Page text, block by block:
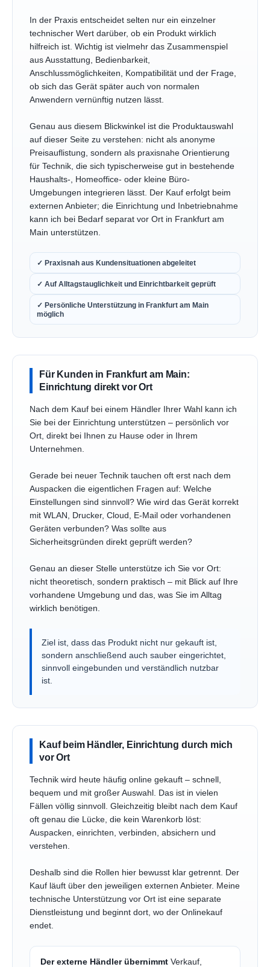
In der Praxis entscheidet selten nur ein einzelner
technischer Wert darüber, ob ein Produkt wirklich
hilfreich ist. Wichtig ist vielmehr das Zusammenspiel
aus Ausstattung, Bedienbarkeit,
Anschlussmöglichkeiten, Kompatibilität und der Frage,
ob sich das Gerät später auch von normalen
Anwendern vernünftig nutzen lässt.
Genau aus diesem Blickwinkel ist die Produktauswahl
auf dieser Seite zu verstehen: nicht als anonyme
Preisauflistung, sondern als praxisnahe Orientierung
für Technik, die sich typischerweise gut in bestehende
Haushalts-, Homeoffice- oder kleine Büro-
Umgebungen integrieren lässt. Der Kauf erfolgt beim
externen Anbieter; die Einrichtung und Inbetriebnahme
kann ich bei Bedarf separat vor Ort in Frankfurt am
Main unterstützen.
✓ Praxisnah aus Kundensituationen abgeleitet
✓ Auf Alltagstauglichkeit und Einrichtbarkeit geprüft
✓ Persönliche Unterstützung in Frankfurt am Main
möglich
Für Kunden in Frankfurt am Main:
Einrichtung direkt vor Ort
Nach dem Kauf bei einem Händler Ihrer Wahl kann ich
Sie bei der Einrichtung unterstützen – persönlich vor
Ort, direkt bei Ihnen zu Hause oder in Ihrem
Unternehmen.
Gerade bei neuer Technik tauchen oft erst nach dem
Auspacken die eigentlichen Fragen auf: Welche
Einstellungen sind sinnvoll? Wie wird das Gerät korrekt
mit WLAN, Drucker, Cloud, E-Mail oder vorhandenen
Geräten verbunden? Was sollte aus
Sicherheitsgründen direkt geprüft werden?
Genau an dieser Stelle unterstütze ich Sie vor Ort:
nicht theoretisch, sondern praktisch – mit Blick auf Ihre
vorhandene Umgebung und das, was Sie im Alltag
wirklich benötigen.
Ziel ist, dass das Produkt nicht nur gekauft ist,
sondern anschließend auch sauber eingerichtet,
sinnvoll eingebunden und verständlich nutzbar
ist.
Kauf beim Händler, Einrichtung durch mich
vor Ort
Technik wird heute häufig online gekauft – schnell,
bequem und mit großer Auswahl. Das ist in vielen
Fällen völlig sinnvoll. Gleichzeitig bleibt nach dem Kauf
oft genau die Lücke, die kein Warenkorb löst:
Auspacken, einrichten, verbinden, absichern und
verstehen.
Deshalb sind die Rollen hier bewusst klar getrennt. Der
Kauf läuft über den jeweiligen externen Anbieter. Meine
technische Unterstützung vor Ort ist eine separate
Dienstleistung und beginnt dort, wo der Onlinekauf
endet.
Der externe Händler übernimmt Verkauf,